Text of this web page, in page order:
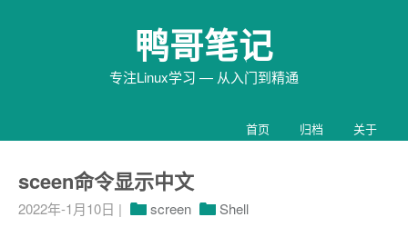
鸭哥笔记
专注Linux学习 — 从入门到精通
首页 归档 关于
sceen命令显示中文
2022年-1月10日 | screen Shell